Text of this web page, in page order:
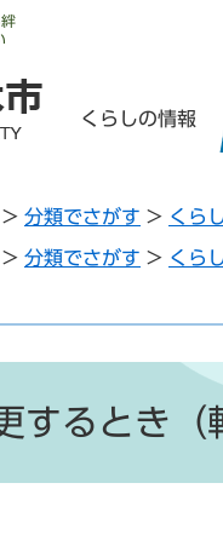
くらしの情報
> 分類でさがす > くら
> 分類でさがす > くら
するとき（